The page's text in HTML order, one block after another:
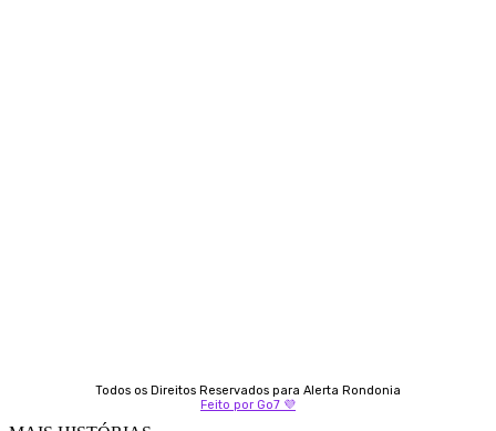
Todos os Direitos Reservados para Alerta Rondonia
Feito por Go7 💜